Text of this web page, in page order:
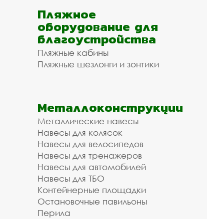
Пляжное
оборудование для
благоустройства
Пляжные кабины
Пляжные шезлонги и зонтики
Металлоконструкции
Металлические навесы
Навесы для колясок
Навесы для велосипедов
Навесы для тренажеров
Навесы для автомобилей
Навесы для ТБО
Контейнерные площадки
Остановочные павильоны
Перила